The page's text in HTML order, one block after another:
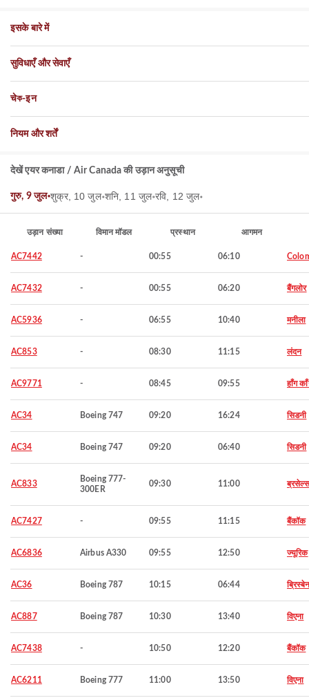
इसके बारे में
सुविधाएँ और सेवाएँ
चेক-इन
नियम और शर्तें
देखें एयर कनाडा / Air Canada की उड़ान अनुसूची
गुरु, 9 जुल॰शुक्र, 10 जुल॰शनि, 11 जुल॰रवि, 12 जुल॰
उड़ान संख्या विमान मॉडल प्रस्थान आगमन
AC7442 - 00:55 06:10
AC7432 - 00:55 06:20 बैंगलोर
AC5936 - 06:55 10:40 मनीला
AC853 - 08:30 11:15 लंदन
AC9771 - 08:45 09:55 हाँग
AC34 Boeing 747 09:20 16:24 सिडनी
AC34 Boeing 747 09:20 06:40 सिडनी
AC833
Boeing 777-
300ER
09:30 11:00 ब्रसेल्स
AC7427 - 09:55 11:15 बैंकॉक
AC6836 Airbus A330 09:55 12:50 ज्यूरिक
AC36 Boeing 787 10:15 06:44
AC887 Boeing 787 10:30 13:40 विएना
AC7438 - 10:50 12:20 बैंकॉक
AC6211 Boeing 777 11:00 13:50 विएना